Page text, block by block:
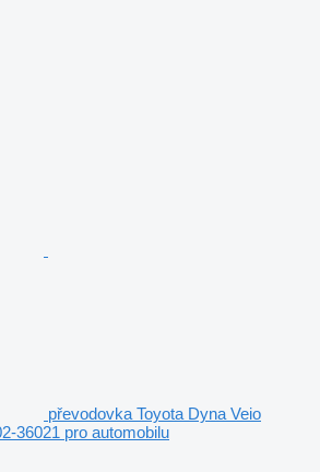
převodovka Toyota Dyna Veio
36021 pro automobilu